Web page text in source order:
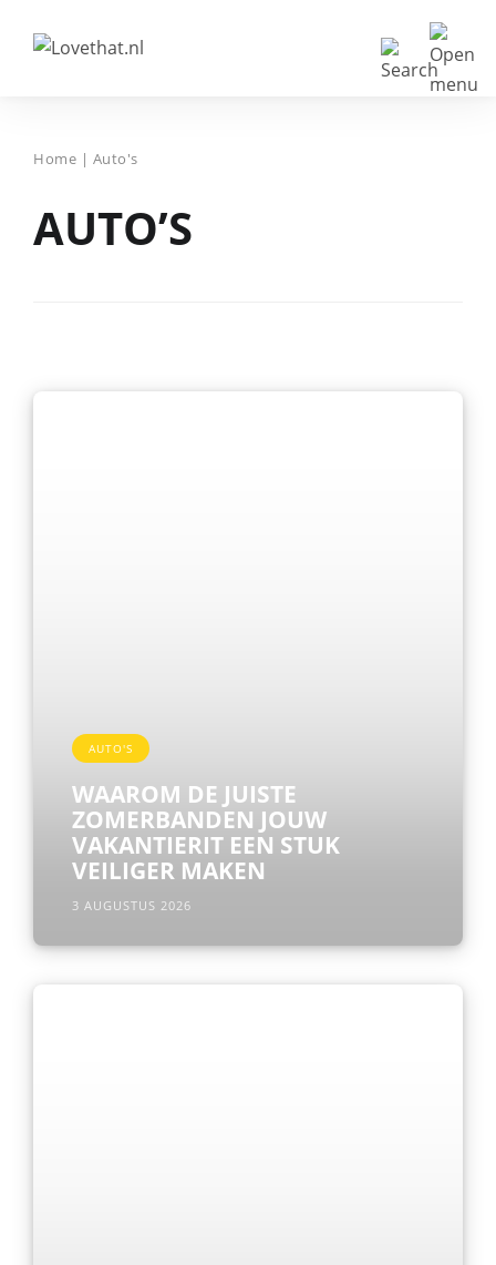
Home | Auto's
AUTO’S
AUTO'S
WAAROM DE JUISTE
ZOMERBANDEN JOUW
VAKANTIERIT EEN STUK
VEILIGER MAKEN
3 AUGUSTUS 2026